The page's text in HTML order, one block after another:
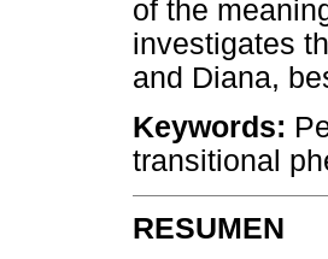
of the
investigates
and Diana,
Keywords:
transitional
RESUMEN